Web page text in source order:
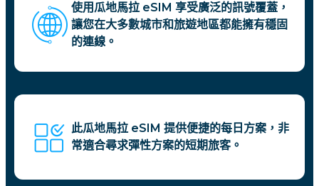
使用瓜地馬拉 eSIM 享受廣泛的訊號覆蓋，
讓您在大多數城市和旅遊地區都能擁有穩固
的連線。
此瓜地馬拉 eSIM 提供便捷的每日方案，非
常適合尋求彈性方案的短期旅客。